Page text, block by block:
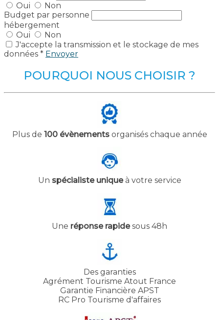
Oui
Non
Budget par personne
hébergement
Oui
Non
J'accepte la transmission et le stockage de mes
données * Envoyer
POURQUOI NOUS CHOISIR ?
Plus de 100 évènementsorganisés chaque année
Un spécialiste uniqueà votre service
Une réponse rapidesous 48h
Des garanties
Agrément Tourisme Atout France
Garantie Financière APST
RC Pro Tourisme d'affaires